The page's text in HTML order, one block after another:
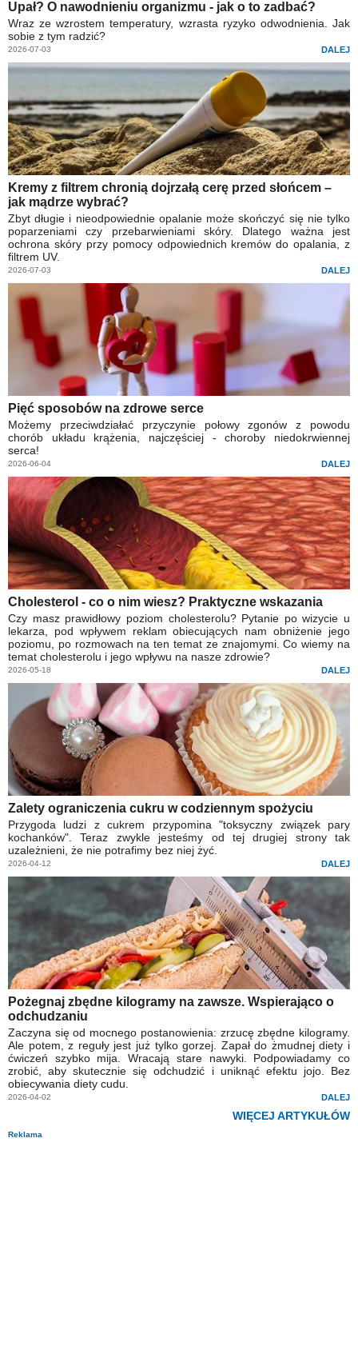
Upał? O nawodnieniu organizmu - jak o to zadbać?
Wraz ze wzrostem temperatury, wzrasta ryzyko odwodnienia. Jak
sobie z tym radzić?
2026-07-03 DALEJ
Kremy z filtrem chronią dojrzałą cerę przed słońcem –
jak mądrze wybrać?
Zbyt długie i nieodpowiednie opalanie może skończyć się nie tylko
poparzeniami czy przebarwieniami skóry. Dlatego ważna jest
ochrona skóry przy pomocy odpowiednich kremów do opalania, z
filtrem UV.
2026-07-03 DALEJ
Pięć sposobów na zdrowe serce
Możemy przeciwdziałać przyczynie połowy zgonów z powodu
chorób układu krążenia, najczęściej - choroby niedokrwiennej
serca!
2026-06-04 DALEJ
Cholesterol - co o nim wiesz? Praktyczne wskazania
Czy masz prawidłowy poziom cholesterolu? Pytanie po wizycie u
lekarza, pod wpływem reklam obiecujących nam obniżenie jego
poziomu, po rozmowach na ten temat ze znajomymi. Co wiemy na
temat cholesterolu i jego wpływu na nasze zdrowie?
2026-05-18 DALEJ
Zalety ograniczenia cukru w codziennym spożyciu
Przygoda ludzi z cukrem przypomina "toksyczny związek pary
kochanków". Teraz zwykle jesteśmy od tej drugiej strony tak
uzależnieni, że nie potrafimy bez niej żyć.
2026-04-12 DALEJ
Pożegnaj zbędne kilogramy na zawsze. Wspierająco o
odchudzaniu
Zaczyna się od mocnego postanowienia: zrzucę zbędne kilogramy.
Ale potem, z reguły jest już tylko gorzej. Zapał do żmudnej diety i
ćwiczeń szybko mija. Wracają stare nawyki. Podpowiadamy co
zrobić, aby skutecznie się odchudzić i uniknąć efektu jojo. Bez
obiecywania diety cudu.
2026-04-02 DALEJ
WIĘCEJ ARTYKUŁÓW
Reklama